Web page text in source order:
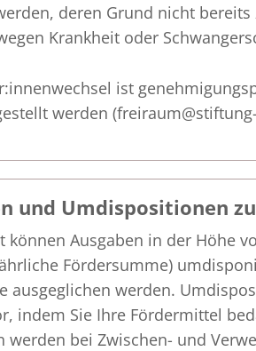
deren Grund nicht
Krankheit oder
ist
werden
und Umdispositionen
Ausgaben in der Höhe
Fördersumme)
ausgeglichen werden.
indem Sie Ihre Fördermittel
bei Zwischen- und